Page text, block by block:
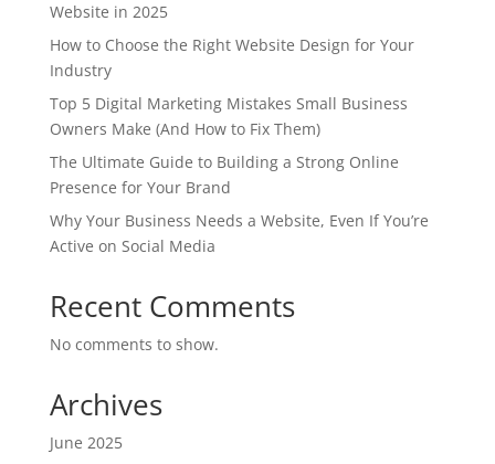
Website in 2025
How to Choose the Right Website Design for Your
Industry
Top 5 Digital Marketing Mistakes Small Business
Owners Make (And How to Fix Them)
The Ultimate Guide to Building a Strong Online
Presence for Your Brand
Why Your Business Needs a Website, Even If You’re
Active on Social Media
Recent Comments
No comments to show.
Archives
June 2025